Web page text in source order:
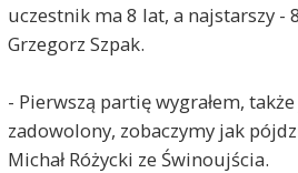
uczestnik ma 8 lat, a najstarszy -
Grzegorz Szpak.
- Pierwszą partię wygrałem,
zadowolony, zobaczymy jak
Michał Różycki ze Świnoujścia.